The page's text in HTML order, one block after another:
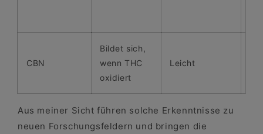
CBN
Bildet sich,
wenn THC
oxidiert
Leicht
Aus meiner Sicht führen solche Erkenntnisse zu
neuen Forschungsfeldern und bringen die